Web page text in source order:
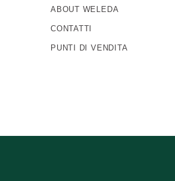
ABOUT WELEDA
CONTATTI
PUNTI DI VENDITA